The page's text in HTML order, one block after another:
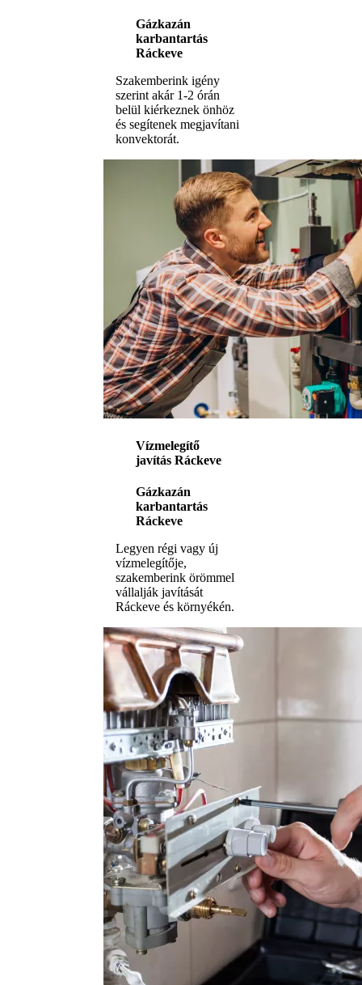
Gázkazán
karbantartás
Ráckeve
Szakemberink igény
szerint akár 1-2 órán
belül kiérkeznek önhöz
és segítenek megjavítani
konvektorát.
Vízmelegítő
javítás Ráckeve
Gázkazán
karbantartás
Ráckeve
Legyen régi vagy új
vízmelegítője,
szakemberink örömmel
vállalják javítását
Ráckeve és környékén.